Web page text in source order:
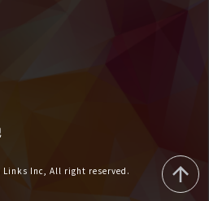
Links Inc, All right reserved.